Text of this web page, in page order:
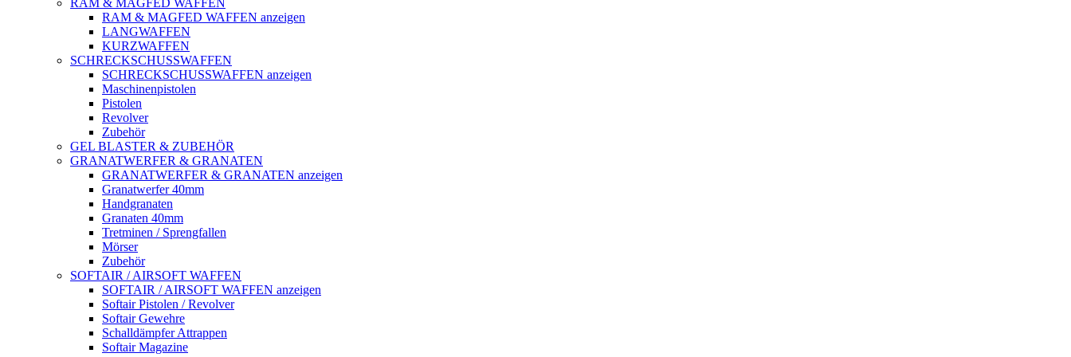
RAM & MAGFED WAFFEN
RAM & MAGFED WAFFEN anzeigen
LANGWAFFEN
KURZWAFFEN
SCHRECKSCHUSSWAFFEN
SCHRECKSCHUSSWAFFEN anzeigen
Maschinenpistolen
Pistolen
Revolver
Zubehör
GEL BLASTER & ZUBEHÖR
GRANATWERFER & GRANATEN
GRANATWERFER & GRANATEN anzeigen
Granatwerfer 40mm
Handgranaten
Granaten 40mm
Tretminen / Sprengfallen
Mörser
Zubehör
SOFTAIR / AIRSOFT WAFFEN
SOFTAIR / AIRSOFT WAFFEN anzeigen
Softair Pistolen / Revolver
Softair Gewehre
Schalldämpfer Attrappen
Softair Magazine